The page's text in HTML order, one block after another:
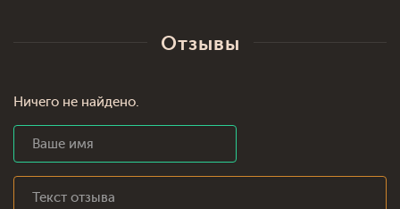
Отзывы
Ничего не найдено.